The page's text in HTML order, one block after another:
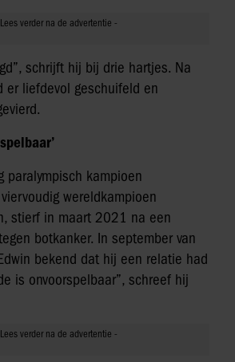
schrijft hij bij drie hartjes. Na
er liefdevol geschuifeld en
paralympisch kampioen
wereldkampioen
stierf in maart 2021 na een
botkanker. In september van
bekend dat hij een relatie had
is onvoorspelbaar”, schreef hij